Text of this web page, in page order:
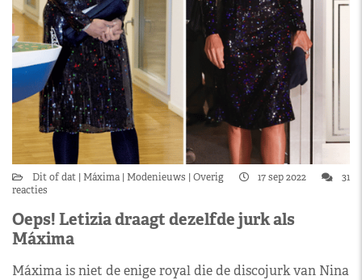
Dit of dat Máxima Modenieuws Overig 17 sep 2022
31
reacties
Oeps! Letizia draagt dezelfde jurk als
Máxima
Máxima is niet de enige royal die de discojurk van Nina